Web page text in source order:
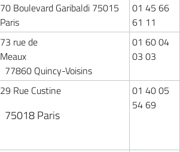
70 Boulevard Garibaldi 75015
Paris
01 45 66
61 11
73 rue de
Meaux
77860 Quincy-Voisins
01 60 04
03 03
29 Rue Custine
75018 Paris
01 40 05
54 69